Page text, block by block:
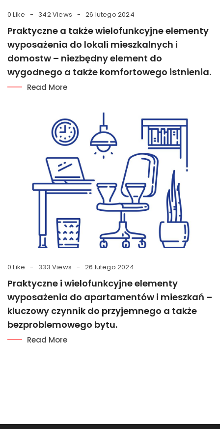
0 Like 342 Views 26 lutego 2024
Praktyczne a także wielofunkcyjne elementy
wyposażenia do lokali mieszkalnych i
domostw – niezbędny element do
wygodnego a także komfortowego istnienia.
Read More
0 Like 333 Views 26 lutego 2024
Praktyczne i wielofunkcyjne elementy
wyposażenia do apartamentów i mieszkań –
kluczowy czynnik do przyjemnego a także
bezproblemowego bytu.
Read More